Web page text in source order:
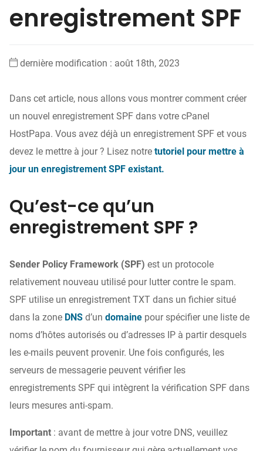
enregistrement SPF
dernière modification : août 18th, 2023
Dans cet article, nous allons vous montrer comment créer
un nouvel enregistrement SPF dans votre cPanel
HostPapa. Vous avez déjà un enregistrement SPF et vous
devez le mettre à jour ? Lisez notre tutoriel pour mettre à
jour un enregistrement SPF existant.
Qu’est-ce qu’un
enregistrement SPF ?
Sender Policy Framework (SPF) est un protocole
relativement nouveau utilisé pour lutter contre le spam.
SPF utilise un enregistrement TXT dans un fichier situé
dans la zone DNS d’un domaine pour spécifier une liste de
noms d’hôtes autorisés ou d’adresses IP à partir desquels
les e-mails peuvent provenir. Une fois configurés, les
serveurs de messagerie peuvent vérifier les
enregistrements SPF qui intègrent la vérification SPF dans
leurs mesures anti-spam.
Important : avant de mettre à jour votre DNS, veuillez